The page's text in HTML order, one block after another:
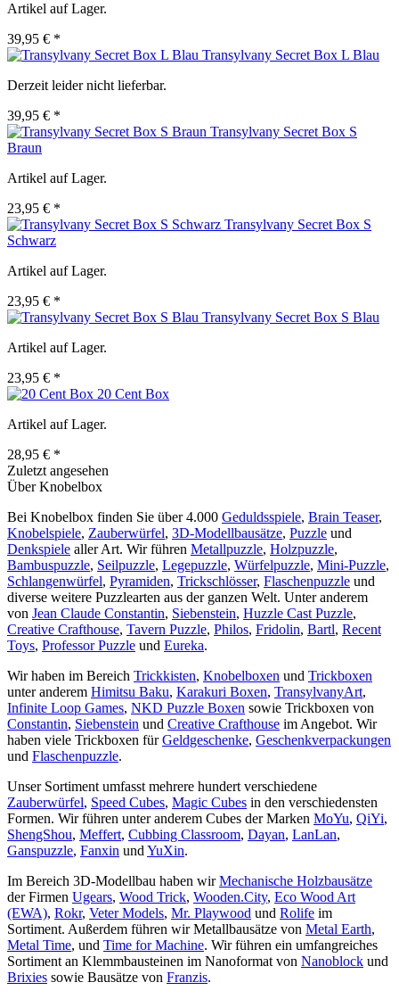
Artikel auf Lager.
39,95 € *
Transylvany Secret Box L Blau
Derzeit leider nicht lieferbar.
39,95 € *
Transylvany Secret Box S
Braun
Artikel auf Lager.
23,95 € *
Transylvany Secret Box S
Schwarz
Artikel auf Lager.
23,95 € *
Transylvany Secret Box S Blau
Artikel auf Lager.
23,95 € *
20 Cent Box
Artikel auf Lager.
28,95 € *
Zuletzt angesehen
Über Knobelbox
Bei Knobelbox finden Sie über 4.000 Geduldsspiele, Brain Teaser,
Knobelspiele, Zauberwürfel, 3D-Modellbausätze, Puzzle und
Denkspiele aller Art. Wir führen Metallpuzzle, Holzpuzzle,
Bambuspuzzle, Seilpuzzle, Legepuzzle, Würfelpuzzle, Mini-Puzzle,
Schlangenwürfel, Pyramiden, Trickschlösser, Flaschenpuzzle und
diverse weitere Puzzlearten aus der ganzen Welt. Unter anderem
von Jean Claude Constantin, Siebenstein, Huzzle Cast Puzzle,
Creative Crafthouse, Tavern Puzzle, Philos, Fridolin, Bartl, Recent
Toys, Professor Puzzle und Eureka.
Wir haben im Bereich Trickkisten, Knobelboxen und Trickboxen
unter anderem Himitsu Baku, Karakuri Boxen, TransylvanyArt,
Infinite Loop Games, NKD Puzzle Boxen sowie Trickboxen von
Constantin, Siebenstein und Creative Crafthouse im Angebot. Wir
haben viele Trickboxen fürGeldgeschenke, Geschenkverpackungen
und Flaschenpuzzle.
Unser Sortiment umfasst mehrere hundert verschiedene
Zauberwürfel, Speed Cubes, Magic Cubes in den verschiedensten
Formen. Wir führen unter anderem Cubes der Marken MoYu, QiYi,
ShengShou, Meffert, Cubbing Classroom, Dayan, LanLan,
Ganspuzzle, Fanxin und YuXin.
Im Bereich 3D-Modellbau haben wirMechanische Holzbausätze
der Firmen Ugears, Wood Trick, Wooden.City, Eco Wood Art
(EWA), Rokr, Veter Models, Mr. Playwood und Rolife im
Sortiment. Außerdem führen wir Metallbausätze von Metal Earth,
Metal Time, und Time for Machine. Wir führen ein umfangreiches
Sortiment an Klemmbausteinen im Nanoformat von Nanoblock und
Brixies sowie Bausätze von Franzis.